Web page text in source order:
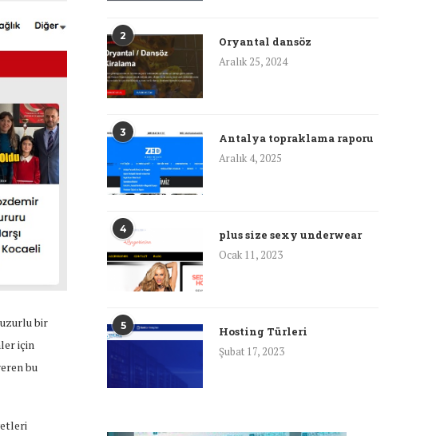
bir
için
bu
2
Oryantal dansöz
Aralık 25, 2024
3
Antalya topraklama raporu
Aralık 4, 2025
4
plus size sexy underwear
Ocak 11, 2023
5
Hosting Türleri
Şubat 17, 2023